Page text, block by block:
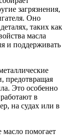
загрязнения,
Оно
таких как
масла
и поддерживать
предотвращая
Это особенно
в
на судах или в
помогает